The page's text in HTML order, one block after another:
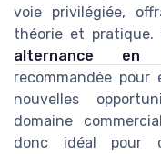
voie privilégiée,
théorie et pratique.
alternance en
recommandée
nouvelles
domaine
donc idéal pour